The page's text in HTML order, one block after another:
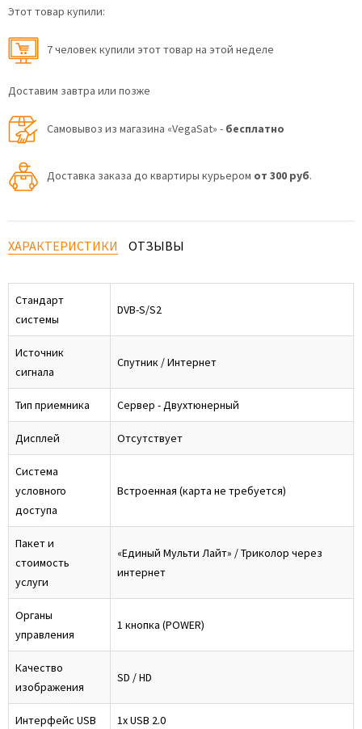
Этот товар купили:
7 человек купили этот товар на этой неделе
Доставим завтра или позже
Самовывоз из магазина «VegaSat» - бесплатно
Доставка заказа до квартиры курьером от 300 руб.
ХАРАКТЕРИСТИКИ ОТЗЫВЫ
Стандарт
системы
DVB-S/S2
Источник
сигнала
Спутник / Интернет
Тип приемника Сервер - Двухтюнерный
Дисплей Отсутствует
Система
условного
доступа
Встроенная (карта не требуется)
Пакет и
стоимость
услуги
«Единый Мульти Лайт» / Триколор через
интернет
Органы
управления
1 кнопка (POWER)
Качество
изображения
SD / HD
Интерфейс USB 1x USB 2.0